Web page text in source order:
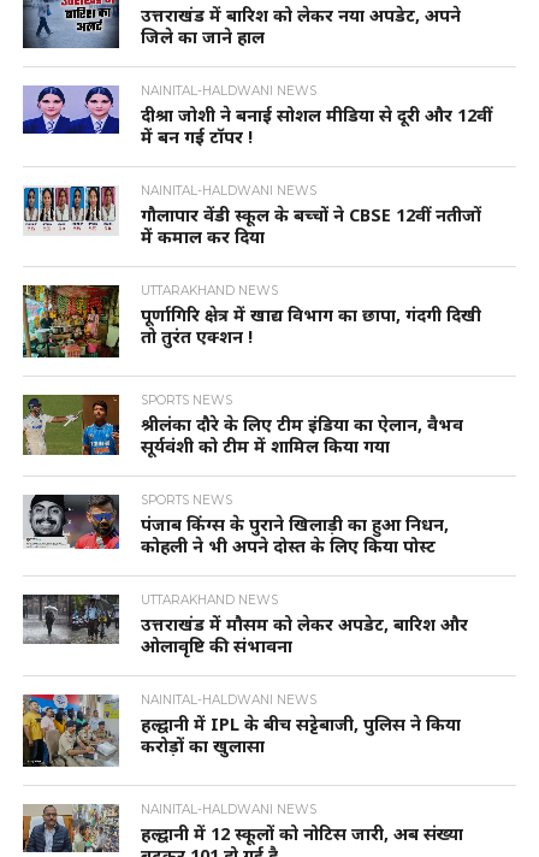
उत्तराखंड में बारिश को लेकर नया अपडेट, अपने
जिले का जाने हाल
NAINITAL-HALDWANI NEWS
दीश्रा जोशी ने बनाई सोशल मीडिया से दूरी और 12वीं
में बन गई टॉपर !
NAINITAL-HALDWANI NEWS
गौलापार वेंडी स्कूल के बच्चों ने CBSE 12वीं नतीजों
में कमाल कर दिया
UTTARAKHAND NEWS
पूर्णागिरि क्षेत्र में खाद्य विभाग का छापा, गंदगी दिखी
तो तुरंत एक्शन !
SPORTS NEWS
श्रीलंका दौरे के लिए टीम इंडिया का ऐलान, वैभव
सूर्यवंशी को टीम में शामिल किया गया
SPORTS NEWS
पंजाब किंग्स के पुराने खिलाड़ी का हुआ निधन,
कोहली ने भी अपने दोस्त के लिए किया पोस्ट
UTTARAKHAND NEWS
उत्तराखंड में मौसम को लेकर अपडेट, बारिश और
ओलावृष्टि की संभावना
NAINITAL-HALDWANI NEWS
हल्द्वानी में IPL के बीच सट्टेबाजी, पुलिस ने किया
करोड़ों का खुलासा
NAINITAL-HALDWANI NEWS
हल्द्वानी में 12 स्कूलों को नोटिस जारी, अब संख्या